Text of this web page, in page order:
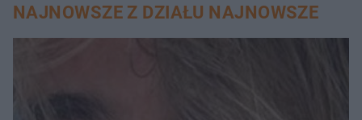
NAJNOWSZE Z DZIAŁU NAJNOWSZE